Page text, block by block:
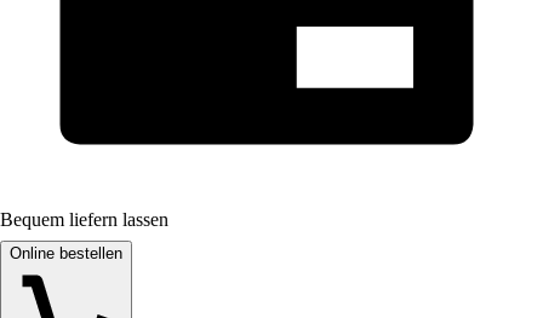
Bequem liefern lassen
Online bestellen